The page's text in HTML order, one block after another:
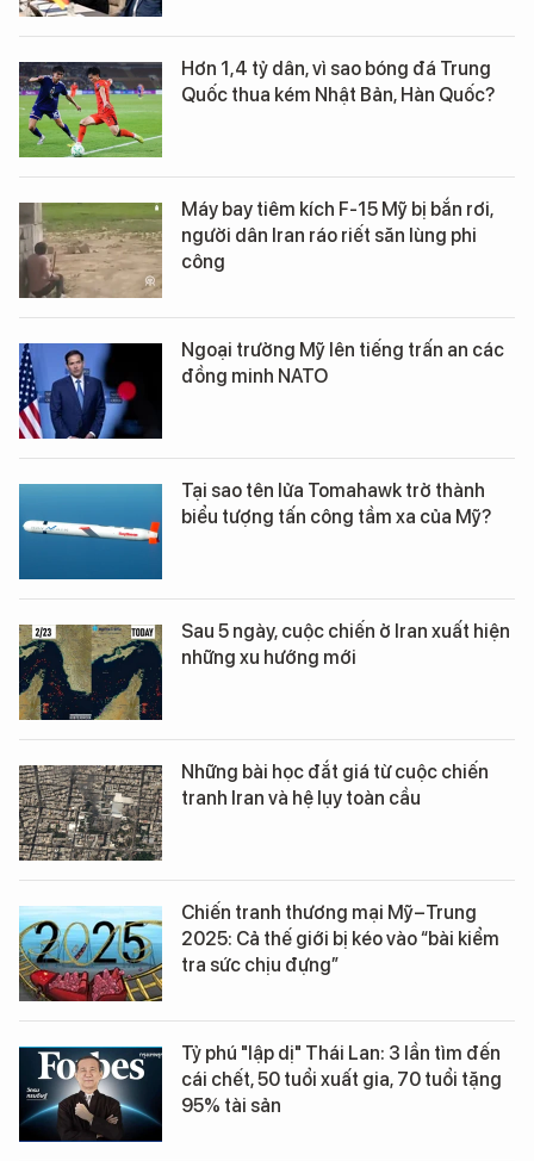
Hơn 1,4 tỷ dân, vì sao bóng đá Trung
Quốc thua kém Nhật Bản, Hàn Quốc?
Máy bay tiêm kích F-15 Mỹ bị bắn rơi,
người dân Iran ráo riết săn lùng phi
công
Ngoại trưởng Mỹ lên tiếng trấn an các
đồng minh NATO
Tại sao tên lửa Tomahawk trở thành
biểu tượng tấn công tầm xa của Mỹ?
Sau 5 ngày, cuộc chiến ở Iran xuất hiện
những xu hướng mới
Những bài học đắt giá từ cuộc chiến
tranh Iran và hệ lụy toàn cầu
Chiến tranh thương mại Mỹ–Trung
2025: Cả thế giới bị kéo vào “bài kiểm
tra sức chịu đựng”
Tỷ phú "lập dị" Thái Lan: 3 lần tìm đến
cái chết, 50 tuổi xuất gia, 70 tuổi tặng
95% tài sản